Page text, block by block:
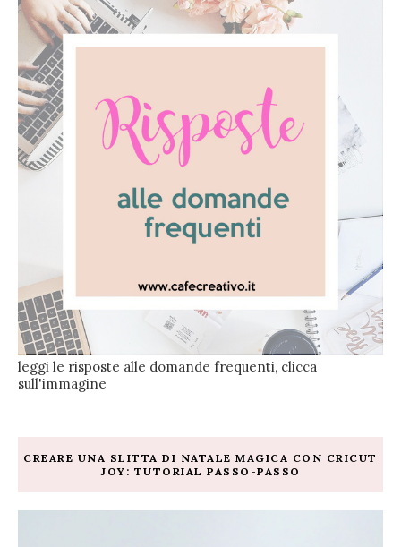
leggi le risposte alle domande frequenti, clicca
sull'immagine
CREARE UNA SLITTA DI NATALE MAGICA CON CRICUT
JOY: TUTORIAL PASSO-PASSO